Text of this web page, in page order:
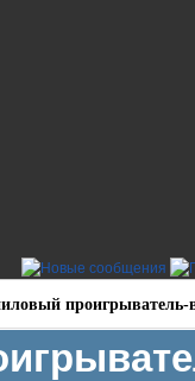
проигрыватель-